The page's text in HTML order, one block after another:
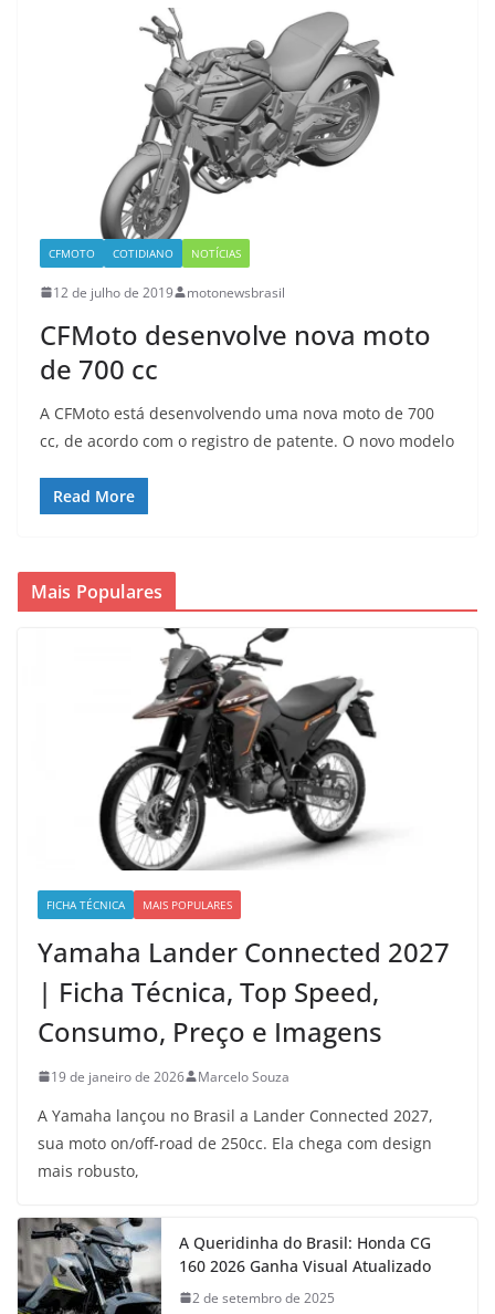
CFMOTO COTIDIANO NOTÍCIAS
12 de julho de 2019 motonewsbrasil
CFMoto desenvolve nova moto
de 700 cc
A CFMoto está desenvolvendo uma nova moto de 700
cc, de acordo com o registro de patente. O novo modelo
Read More
Mais Populares
FICHA TÉCNICA MAIS POPULARES
Yamaha Lander Connected 2027
| Ficha Técnica, Top Speed,
Consumo, Preço e Imagens
19 de janeiro de 2026 Marcelo Souza
A Yamaha lançou no Brasil a Lander Connected 2027,
sua moto on/off-road de 250cc. Ela chega com design
mais robusto,
A Queridinha do Brasil: Honda CG
160 2026 Ganha Visual Atualizado
2 de setembro de 2025